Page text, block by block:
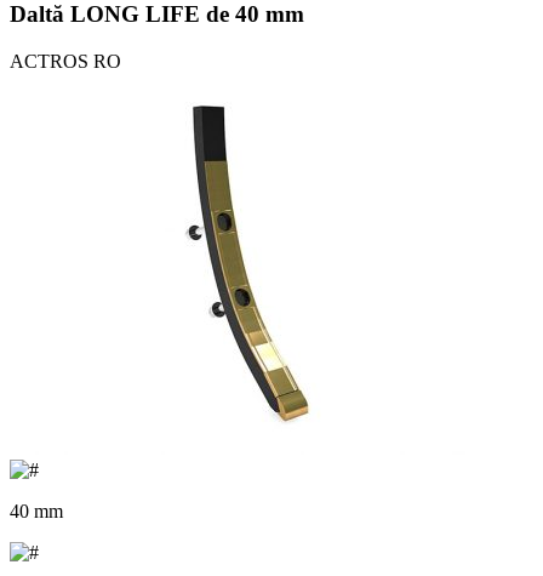
Daltă LONG LIFE de 40 mm
ACTROS RO
40 mm